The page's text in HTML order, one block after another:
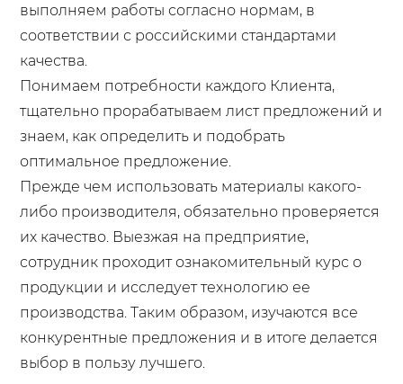
выполняем работы согласно нормам, в
соответствии с российскими стандартами
качества.
Понимаем потребности каждого Клиента,
тщательно прорабатываем лист предложений и
знаем, как определить и подобрать
оптимальное предложение.
Прежде чем использовать материалы какого-
либо производителя, обязательно проверяется
их качество. Выезжая на предприятие,
сотрудник проходит ознакомительный курс о
продукции и исследует технологию ее
производства. Таким образом, изучаются все
конкурентные предложения и в итоге делается
выбор в пользу лучшего.